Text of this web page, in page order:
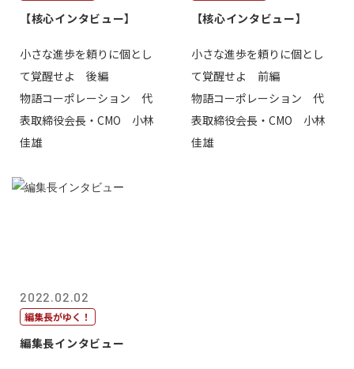
【核心インタビュー】
小さな進歩を頼りに個とし
て覚醒せよ 後編
物語コーポレーション 代
表取締役会長・CMO 小林
佳雄
【核心インタビュー】
小さな進歩を頼りに個とし
て覚醒せよ 前編
物語コーポレーション 代
表取締役会長・CMO 小林
佳雄
2022.02.02
編集長がゆく！
編集長インタビュー